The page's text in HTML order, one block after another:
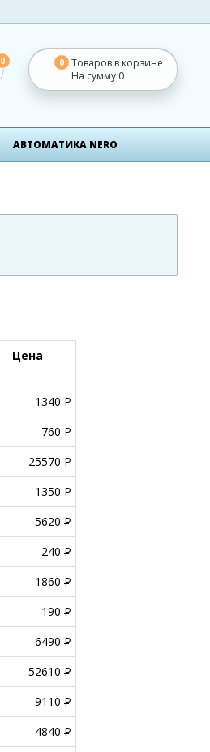
0 0
Товаров в корзине
На сумму 0
АВТОМАТИКА NERO
Цена
1340 P
760 P
25570 P
1350 P
5620 P
240 P
1860 P
190 P
6490 P
52610 P
9110 P
4840 P